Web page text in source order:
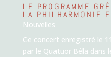
LE PROGRAMME
LA PHILHARMONIE
Nouvelles
Ce concert enregistré le
par le Quatuor Béla dans